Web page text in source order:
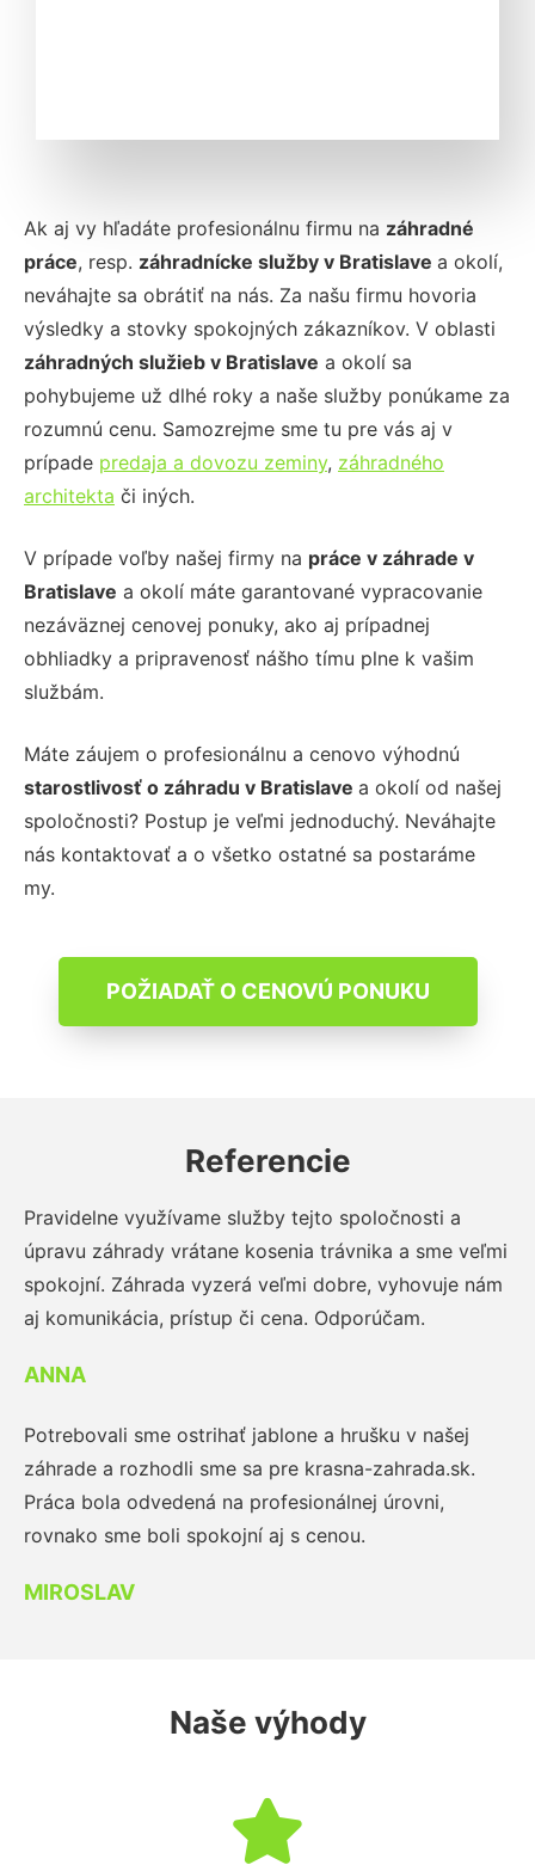
Ak aj vy hľadáte profesionálnu firmu na záhradné
práce, resp. záhradnícke služby v Bratislave a okolí,
neváhajte sa obrátiť na nás. Za našu firmu hovoria
výsledky a stovky spokojných zákazníkov. V oblasti
záhradných služieb v Bratislave a okolí sa
pohybujeme už dlhé roky a naše služby ponúkame za
rozumnú cenu. Samozrejme sme tu pre vás aj v
prípade predaja a dovozu zeminy, záhradného
architekta či iných.
V prípade voľby našej firmy na práce v záhrade v
Bratislave a okolí máte garantované vypracovanie
nezáväznej cenovej ponuky, ako aj prípadnej
obhliadky a pripravenosť nášho tímu plne k vašim
službám.
Máte záujem o profesionálnu a cenovo výhodnú
starostlivosť o záhradu v Bratislave a okolí od našej
spoločnosti? Postup je veľmi jednoduchý. Neváhajte
nás kontaktovať a o všetko ostatné sa postaráme
my.
POŽIADAŤ O CENOVÚ PONUKU
Referencie
Pravidelne využívame služby tejto spoločnosti a
úpravu záhrady vrátane kosenia trávnika a sme veľmi
spokojní. Záhrada vyzerá veľmi dobre, vyhovuje nám
aj komunikácia, prístup či cena. Odporúčam.
ANNA
Potrebovali sme ostrihať jablone a hrušku v našej
záhrade a rozhodli sme sa pre krasna-zahrada.sk.
Práca bola odvedená na profesionálnej úrovni,
rovnako sme boli spokojní aj s cenou.
MIROSLAV
Naše výhody